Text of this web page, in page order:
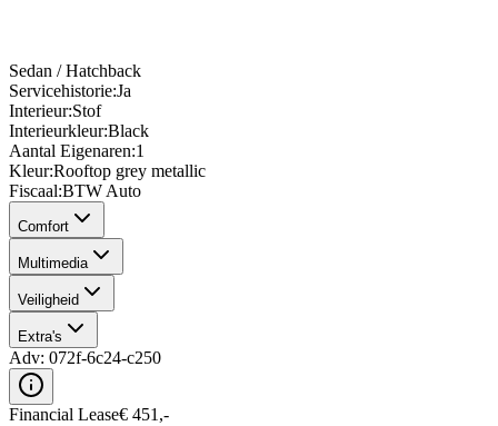
Sedan / Hatchback
Servicehistorie:Ja
Interieur:Stof
Interieurkleur:Black
Aantal Eigenaren:1
Kleur:Rooftop grey metallic
Fiscaal:BTW Auto
Comfort
Multimedia
Veiligheid
Extra's
Adv: 072f-6c24-c250
Financial Lease€ 451 ,-